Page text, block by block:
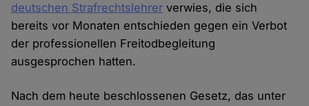
deutschen Strafrechtslehrer verwies, die sich
bereits vor Monaten entschieden gegen ein Verbot
der professionellen Freitodbegleitung
ausgesprochen hatten.
Nach dem heute beschlossenen Gesetz, das unter